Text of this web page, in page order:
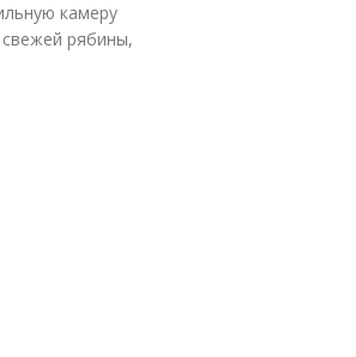
камеру
свежей рябины,